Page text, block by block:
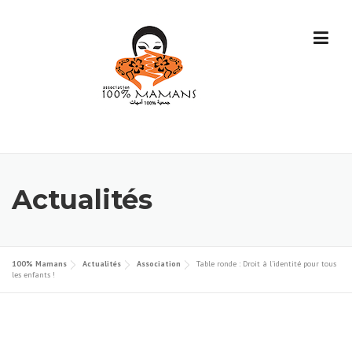
Actualités
100% Mamans Actualités Association
Table ronde : Droit à l’identité pour tous
les enfants !